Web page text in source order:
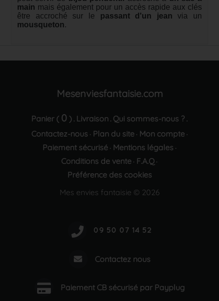
main mais également pour un accès rapide aux clés
être accroché sur le passant d'un jean via un
mousqueton.
Mesenviesfantaisie.com
Panier ( 0 ) . Livraison . Qui sommes-nous ? .
Contactez-nous · Plan du site· Mon compte·
Paiement sécurisé· Mentions légales ·
Conditions de vente · F.A.Q ·
Préférence des cookies
Mes envies fantaisie © 2026
Contactez nous
Paiement CB sécurisé par Payplug